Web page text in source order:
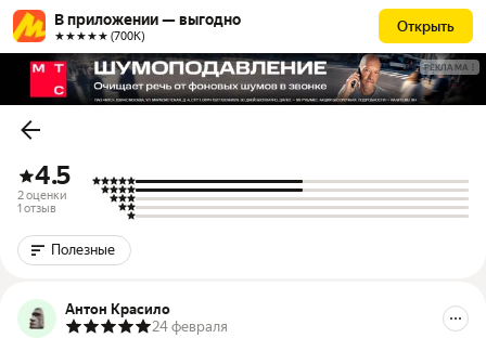
В приложении — выгодно
★★★★★ (700К)
Открыть
РЕКЛАМА
4.5
2 оценки
1 отзыв
Полезные
Антон Красило
24 февраля